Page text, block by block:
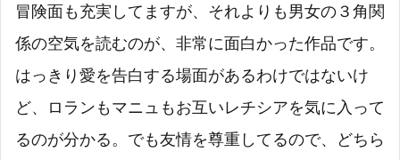
冒険面も充実してますが、それよりも男女の３角関
係の空気を読むのが、非常に面白かった作品です。
はっきり愛を告白する場面があるわけではないけ
ど、ロランもマニュもお互いレチシアを気に入って
るのが分かる。でも友情を尊重してるので、どちら